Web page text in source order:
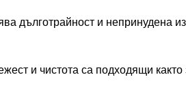
дълготрайност и непринудена
и чистота са подходящи